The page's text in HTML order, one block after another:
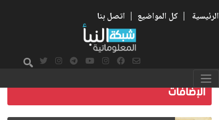
الرئيسية | كل المواضيع | اتصل بنا